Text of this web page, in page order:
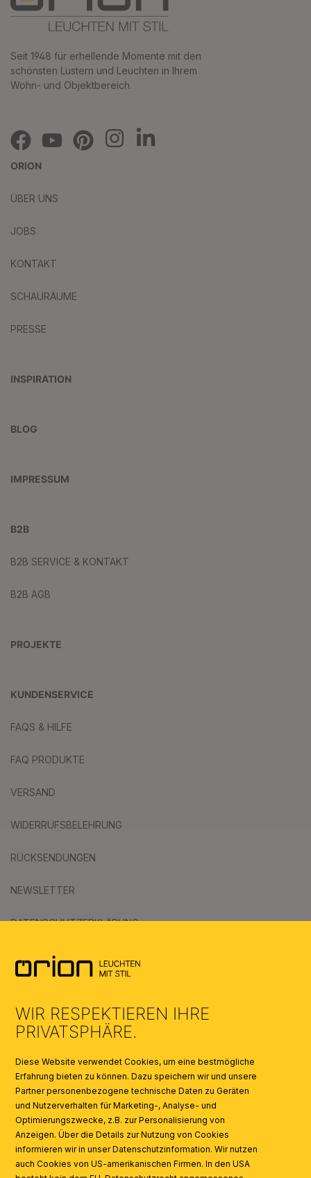
Seit 1948 für erhellende Momente mit den
schönsten Lustern und Leuchten in Ihrem
Wohn- und Objektbereich.
ORION
ÜBER UNS
JOBS
KONTAKT
SCHAURÄUME
PRESSE
INSPIRATION
BLOG
IMPRESSUM
B2B
B2B SERVICE & KONTAKT
B2B AGB
PROJEKTE
KUNDENSERVICE
FAQS & HILFE
FAQ PRODUKTE
VERSAND
WIDERRUFSBELEHRUNG
RÜCKSENDUNGEN
NEWSLETTER
DATENSCHUTZERKLÄRUNG
KATALOGE
AI
WIR RESPEKTIEREN IHRE
PRIVATSPHÄRE.
Diese Website verwendet Cookies, um eine bestmögliche
Erfahrung bieten zu können. Dazu speichern wir und unsere
Partner personenbezogene technische Daten zu Geräten
und Nutzerverhalten für Marketing-, Analyse- und
Optimierungszwecke, z.B. zur Personalisierung von
Anzeigen. Über die Details zur Nutzung von Cookies
informieren wir in unser Datenschutzinformation. Wir nutzen
auch Cookies von US-amerikanischen Firmen. In den USA